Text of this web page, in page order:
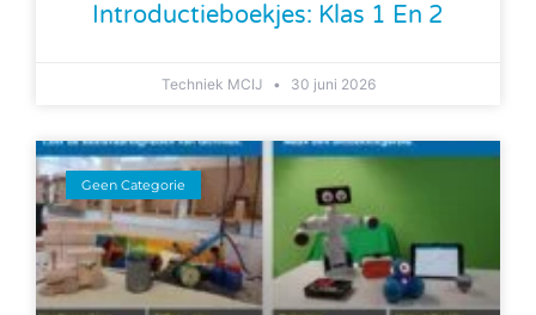
Introductieboekjes: Klas 1 En 2
Techniek MCIJ 30 juni 2026
Geen Categorie